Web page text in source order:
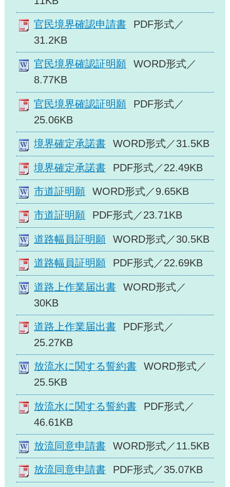
官民境界確認申請書
PDF形式／
31.2KB
官民境界確認証明願
WORD形式／
8.77KB
官民境界確認証明願
PDF形式／
25.06KB
境界確定承諾書 WORD形式／31.5KB
境界確定承諾書 PDF形式／22.49KB
市道証明願 WORD形式／9.65KB
市道証明願 PDF形式／23.71KB
道路幅員証明願 WORD形式／30.5KB
道路幅員証明願 PDF形式／22.69KB
道路上作業届出書
WORD形式／
30KB
道路上作業届出書
PDF形式／
25.27KB
放流水に関する誓約書
WORD形式／
25.5KB
放流水に関する誓約書
PDF形式／
46.61KB
放流同意申請書 WORD形式／11.5KB
放流同意申請書 PDF形式／35.07KB